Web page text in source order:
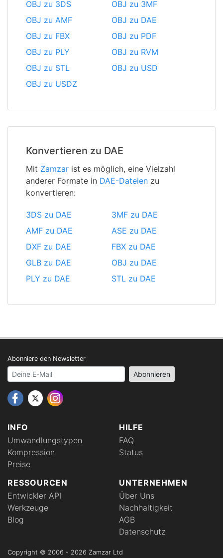
OBJ zu 3DS
OBJ zu 3MF
OBJ zu AMF
OBJ zu DAE
OBJ zu FBX
OBJ zu PDF
OBJ zu PLY
OBJ zu RVM
OBJ zu STL
OBJ zu USD
OBJ zu USDZ
Konvertieren zu DAE
Mit Zamzar ist es möglich, eine Vielzahl
anderer Formate in DAE-Dateien zu
konvertieren:
3DS zu DAE
3MF zu DAE
AMF zu DAE
ASE zu DAE
DXF zu DAE
FBX zu DAE
GLB zu DAE
OBJ zu DAE
PLY zu DAE
STL zu DAE
INFO
Umwandlungstypen
Kompression
Preise
HILFE
FAQ
Status
RESSOURCEN
Entwickler API
Werkzeuge
Blog
UNTERNEHMEN
Über Uns
Nachhaltigkeit
AGB
Datenschutz
Abonniere den Newsletter
Your email address Abonnieren
Copyright © 2006 - 2026 Zamzar Ltd